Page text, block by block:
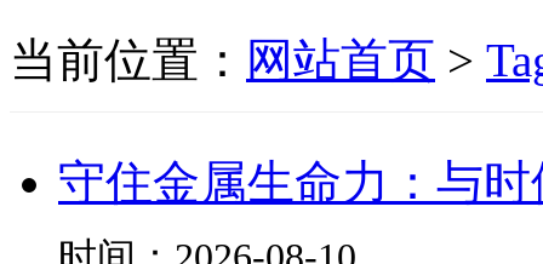
当前位置： 网站首页 >
守住金属生命力：与